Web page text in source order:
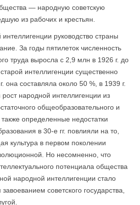
— народную советскую
из рабочих и крестьян.
руководство страны
За годы пятилеток численность
труда выросла с 2,9 млн в 1926 г. до
интеллигенции существенно
она составляла около 50 %, в 1939 г.
народной интеллигенции из
общеобразовательного и
также определенные недостатки
в 30-е гг. повлияли на то,
культура в первом поколении
Но несомненно, что
потенциала общества
народной интеллигенции стало
советского государства,